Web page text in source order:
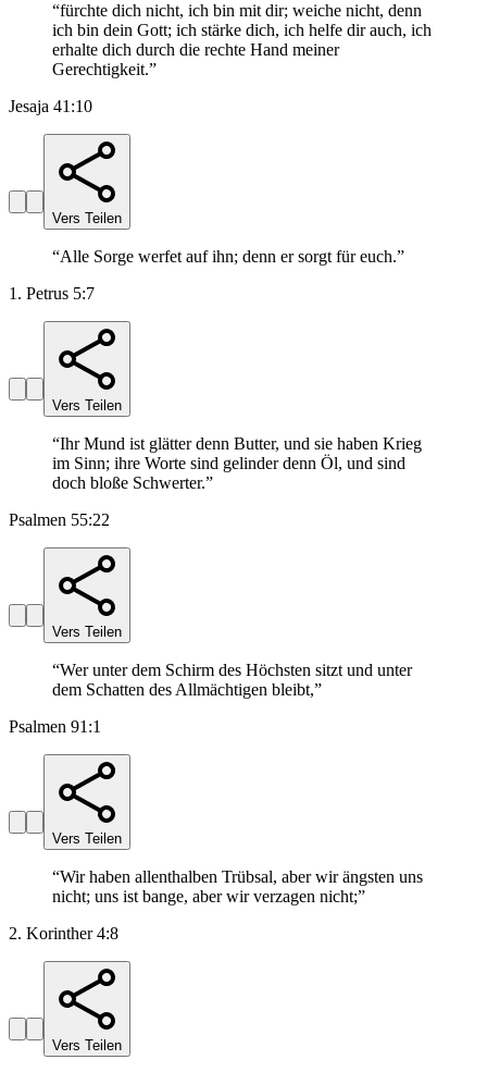
“fürchte dich nicht, ich bin mit dir; weiche nicht, denn
ich bin dein Gott; ich stärke dich, ich helfe dir auch, ich
erhalte dich durch die rechte Hand meiner
Gerechtigkeit.”
Jesaja 41:10
Vers Teilen
“Alle Sorge werfet auf ihn; denn er sorgt für euch.”
1. Petrus 5:7
Vers Teilen
“Ihr Mund ist glätter denn Butter, und sie haben Krieg
im Sinn; ihre Worte sind gelinder denn Öl, und sind
doch bloße Schwerter.”
Psalmen 55:22
Vers Teilen
“Wer unter dem Schirm des Höchsten sitzt und unter
dem Schatten des Allmächtigen bleibt,”
Psalmen 91:1
Vers Teilen
“Wir haben allenthalben Trübsal, aber wir ängsten uns
nicht; uns ist bange, aber wir verzagen nicht;”
2. Korinther 4:8
Vers Teilen